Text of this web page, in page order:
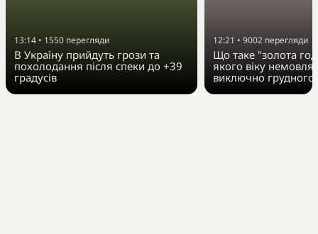
13:14 • 1550 перегляди
В Україну прийдуть грози та
похолодання після спеки до +39
градусів
12:21 • 9002 перегляди
Що таке "золота
якого віку немовля
виключно